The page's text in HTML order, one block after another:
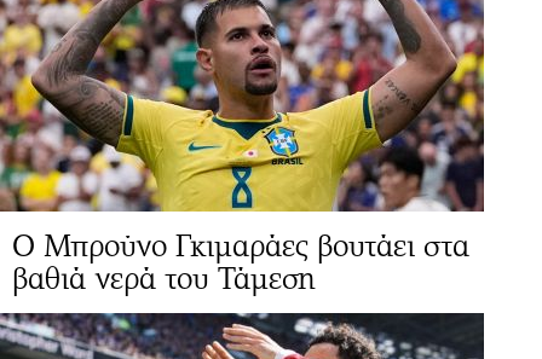
Ο Μπρούνο Γκιμαράες βουτάει στα
βαθιά νερά του Τάμεση